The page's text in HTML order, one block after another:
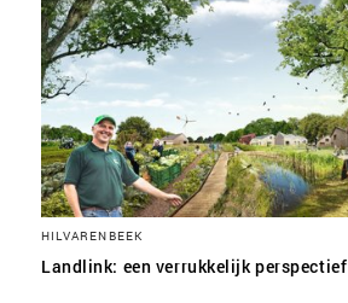
HILVARENBEEK
Landlink: een verrukkelijk perspectief